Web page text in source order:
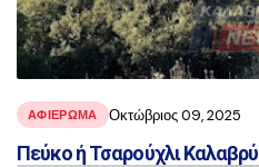
ΑΦΙΕΡΩΜΑ Οκτώβριος 09, 2025
Πεύκο ή Τσαρούχλι